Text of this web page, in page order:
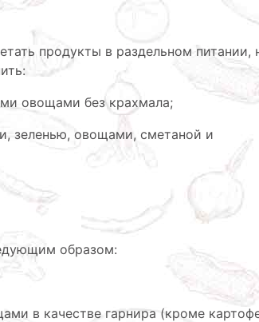
продукты в раздельном питании,
овощами без крахмала;
зеленью, овощами, сметаной и
образом:
в качестве гарнира (кроме